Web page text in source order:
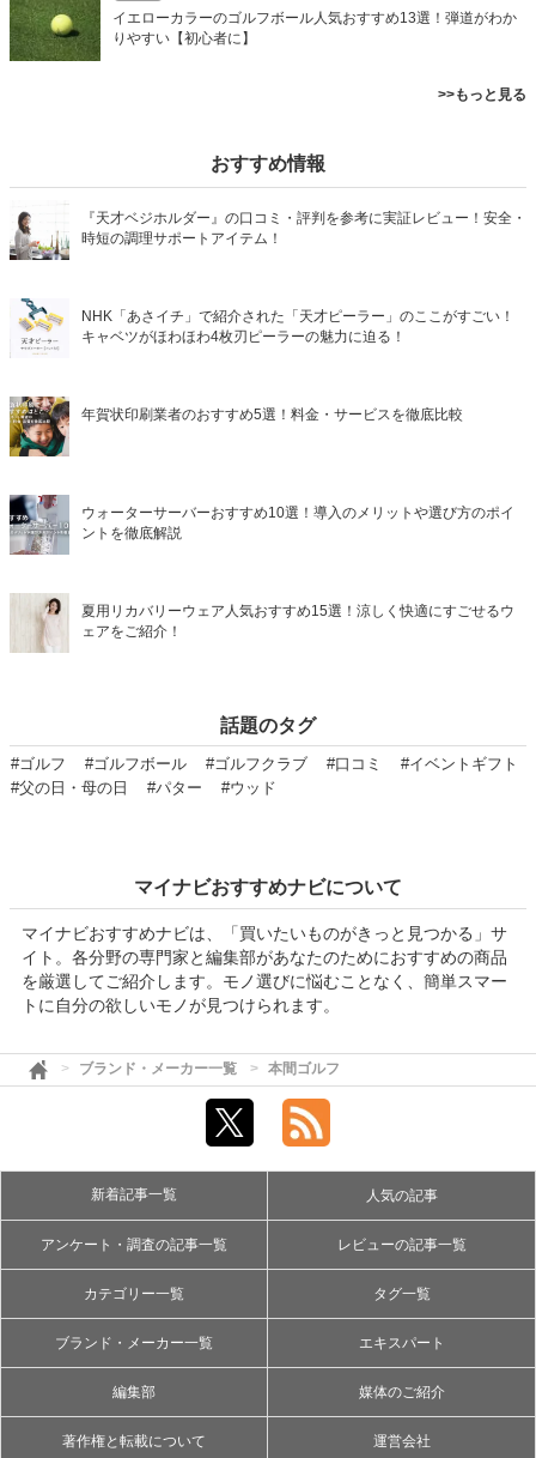
イエローカラーのゴルフボール人気おすすめ13選！弾道がわか
りやすい【初心者に】
>>もっと見る
おすすめ情報
『天才ベジホルダー』の口コミ・評判を参考に実証レビュー！安全・
時短の調理サポートアイテム！
NHK「あさイチ」で紹介された「天才ピーラー」のここがすごい！
キャベツがほわほわ4枚刃ピーラーの魅力に迫る！
年賀状印刷業者のおすすめ5選！料金・サービスを徹底比較
ウォーターサーバーおすすめ10選！導入のメリットや選び方のポイ
ントを徹底解説
夏用リカバリーウェア人気おすすめ15選！涼しく快適にすごせるウ
ェアをご紹介！
話題のタグ
#ゴルフ #ゴルフボール #ゴルフクラブ #口コミ
#イベントギフト
#父の日・母の日
#パター #ウッド
マイナビおすすめナビについて
マイナビおすすめナビは、「買いたいものがきっと見つかる」サ
イト。各分野の専門家と編集部があなたのためにおすすめの商品
を厳選してご紹介します。モノ選びに悩むことなく、簡単スマー
トに自分の欲しいモノが見つけられます。
ブランド・メーカー一覧 本間ゴルフ
新着記事一覧 人気の記事
アンケート・調査の記事一覧 レビューの記事一覧
カテゴリー一覧 タグ一覧
ブランド・メーカー一覧 エキスパート
編集部 媒体のご紹介
著作権と転載について 運営会社